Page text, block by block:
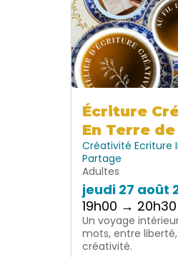
Écriture
En Terre
Créativité Ecriture
Partage
Adultes
jeudi 27 août
19h00 → 20h30
Un voyage
mots, entre
créativité.